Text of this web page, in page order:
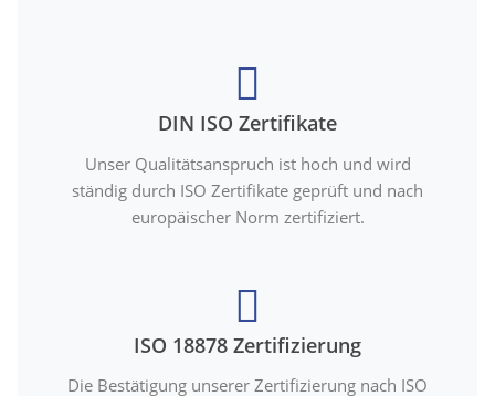
DIN ISO Zertifikate
Unser Qualitätsanspruch ist hoch und wird
ständig durch ISO Zertifikate geprüft und nach
europäischer Norm zertifiziert.
ISO 18878 Zertifizierung
Die Bestätigung unserer Zertifizierung nach ISO